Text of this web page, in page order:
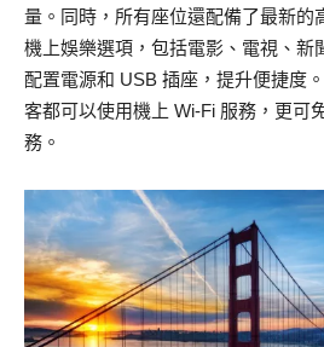
量。同時，所有座位還配備了最新的
機上娛樂選項，包括電影、電視、新
配置電源和 USB 插座，提升便捷度
客都可以使用機上 Wi-Fi 服務，更可
務。